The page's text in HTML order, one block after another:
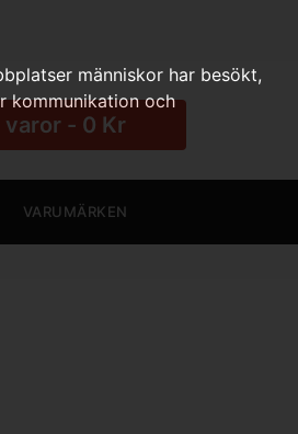
varor - 0 Kr
VARUMÄRKEN
människor har besökt,
kommunikation och